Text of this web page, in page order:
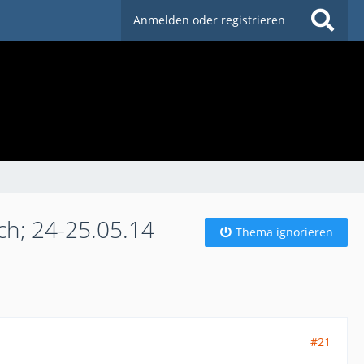
Anmelden oder registrieren
24-25.05.14 Thema ignorieren
#21